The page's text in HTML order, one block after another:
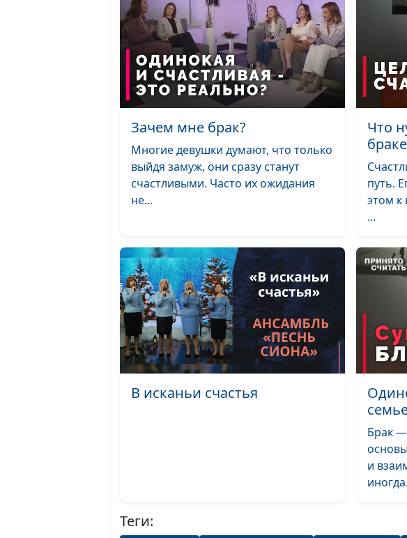
Зачем мне брак?
Многие девушки думают, что только
выйдя замуж, они сразу станут
счастливыми. Часто их ожидания
не...
Что
путь.
этом к
...
В исканьи счастья
Брак
и
Теги: